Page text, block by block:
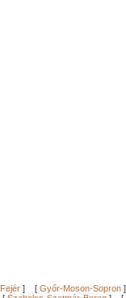
Fejér ] [ Győr-Moson-Sopron